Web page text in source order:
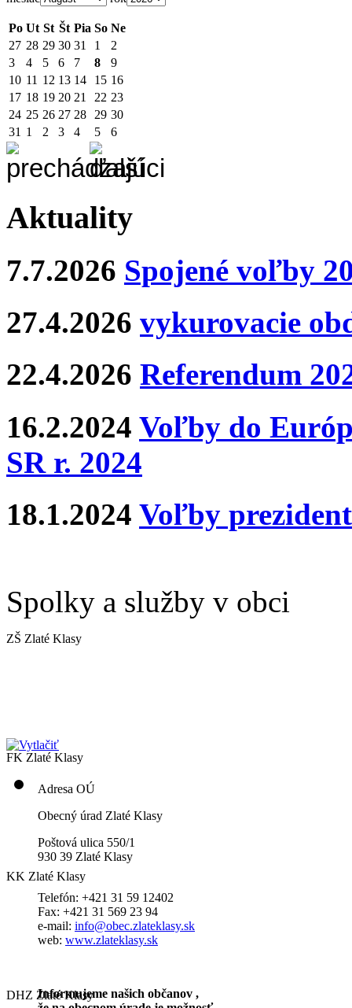
Po Ut St Št Pia So Ne
27 28 29 30 31 1
2
3
4 5 6 7 8
9
10 11 12 13 14 15 16
17 18 19 20 21 22 23
24 25 26 27 28 29 30
31 1 2 3 4 5 6
Aktuality
7.7.2026 Spojené voľby
27.4.2026 vykurovacie
22.4.2026 Referendum
16.2.2024 Voľby do
SR r. 2024
18.1.2024 Voľby
Spolky a služby v obci
ZŠ Zlaté Klasy
FK Zlaté Klasy
KK Zlaté Klasy
DHZ Zlaté Klasy
Adresa OÚ
Obecný úrad Zlaté Klasy
Poštová ulica 550/1
930 39 Zlaté Klasy
Telefón: +421 31 59 12402
Fax: +421 31 569 23 94
e-mail: info@obec.zlateklasy.sk
web: www.zlateklasy.sk
Informujeme našich občanov ,